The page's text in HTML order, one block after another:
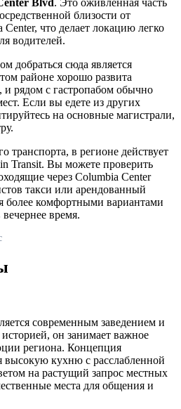
близости от
Center, что делает локацию легко
водителей.
добраться сюда является
районе хорошо развита
и рядом с гастропабом обычно
Если вы едете из других
на основные магистрали,
транспорта, в регионе действует
Transit. Вы можете проверить
через Columbia Center
такси или арендованный
более комфортными вариантами
время.
современным заведением и
он занимает важное
региона. Концепция
высокую кухню с расслабленной
на растущий запрос местных
места для общения и